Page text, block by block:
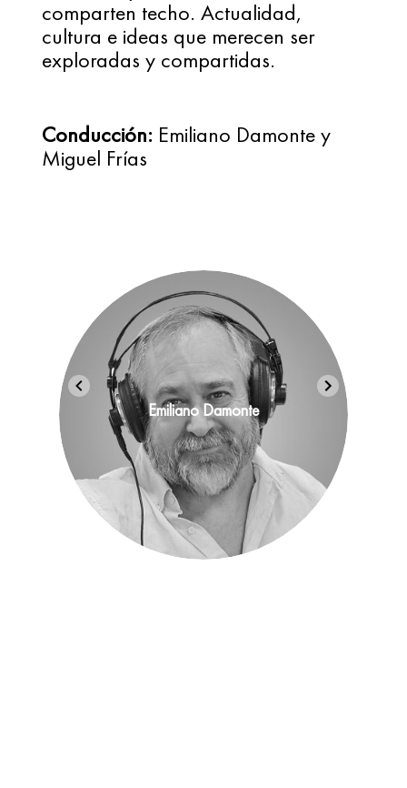
comparten techo. Actualidad,
cultura e ideas que merecen ser
exploradas y compartidas.
Conducción: Emiliano Damonte y
Miguel Frías
Emiliano Damonte